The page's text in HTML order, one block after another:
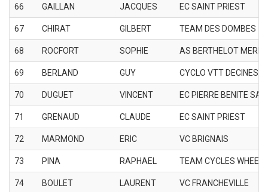
66 GAILLAN JACQUES EC SAINT PRIEST
67 CHIRAT GILBERT TEAM DES DOMBES
68 ROCFORT SOPHIE AS BERTHELOT
69 BERLAND GUY CYCLO VTT DECINES
70 DUGUET VINCENT EC PIERRE BENITE
71 GRENAUD CLAUDE EC SAINT PRIEST
72 MARMOND ERIC VC BRIGNAIS
73 PINA RAPHAEL TEAM CYCLES WHEEL
74 BOULET LAURENT VC FRANCHEVILLE